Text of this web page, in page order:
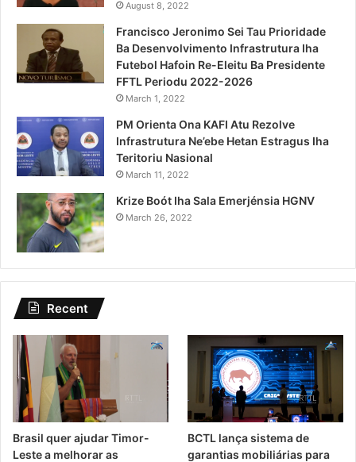
August 8, 2022
Francisco Jeronimo Sei Tau Prioridade
Ba Desenvolvimento Infrastrutura Iha
Futebol Hafoin Re-Eleitu Ba Presidente
FFTL Periodu 2022-2026
March 1, 2022
PM Orienta Ona KAFI Atu Rezolve
Infrastrutura Ne’ebe Hetan Estragus Iha
Teritoriu Nasional
March 11, 2022
Krize Boót Iha Sala Emerjénsia HGNV
March 26, 2022
Recent
Brasil quer ajudar Timor-
Leste a melhorar as
BCTL lança sistema de
garantias mobiliárias para